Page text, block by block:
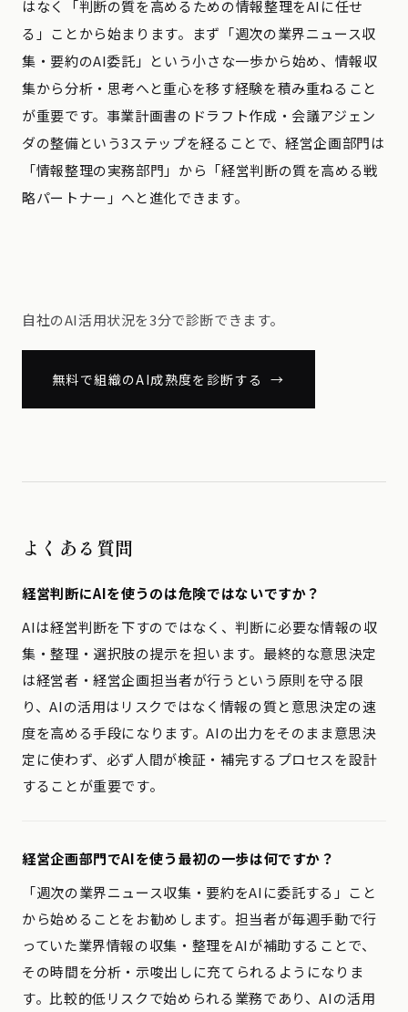
はなく「判断の質を高めるための情報整理をAIに任せ
る」ことから始まります。まず「週次の業界ニュース収
集・要約のAI委託」という小さな一歩から始め、情報収
集から分析・思考へと重心を移す経験を積み重ねること
が重要です。事業計画書のドラフト作成・会議アジェン
ダの整備という3ステップを経ることで、経営企画部門は
「情報整理の実務部門」から「経営判断の質を高める戦
略パートナー」へと進化できます。
自社のAI活用状況を3分で診断できます。
無料で組織のAI成熟度を診断する →
よくある質問
経営判断にAIを使うのは危険ではないですか？
AIは経営判断を下すのではなく、判断に必要な情報の収
集・整理・選択肢の提示を担います。最終的な意思決定
は経営者・経営企画担当者が行うという原則を守る限
り、AIの活用はリスクではなく情報の質と意思決定の速
度を高める手段になります。AIの出力をそのまま意思決
定に使わず、必ず人間が検証・補完するプロセスを設計
することが重要です。
経営企画部門でAIを使う最初の一歩は何ですか？
「週次の業界ニュース収集・要約をAIに委託する」こと
から始めることをお勧めします。担当者が毎週手動で行
っていた業界情報の収集・整理をAIが補助することで、
その時間を分析・示唆出しに充てられるようになりま
す。比較的低リスクで始められる業務であり、AIの活用